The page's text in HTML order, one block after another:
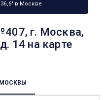
в Москве
г. Москва,
14 на карте